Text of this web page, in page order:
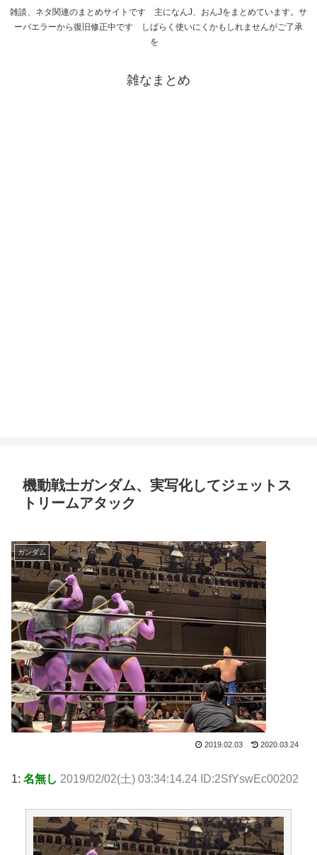
雑談、ネタ関連のまとめサイトです 主になんJ、おんJをまとめています。サ
ーバエラーから復旧修正中です しばらく使いにくかもしれませんがご了承
を
雑なまとめ
機動戦士ガンダム、実写化してジェットス
トリームアタック
ガンダム
2019.02.03 2020.03.24
1: 名無し 2019/02/02(土) 03:34:14.24 ID:2SfYswEc00202